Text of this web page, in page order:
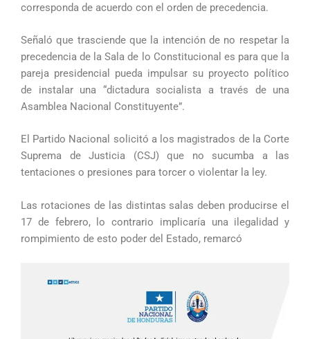
corresponda de acuerdo con el orden de precedencia.
Señaló que trasciende que la intención de no respetar la
precedencia de la Sala de lo Constitucional es para que la
pareja presidencial pueda impulsar su proyecto político
de instalar una “dictadura socialista a través de una
Asamblea Nacional Constituyente”.
El Partido Nacional solicitó a los magistrados de la Corte
Suprema de Justicia (CSJ) que no sucumba a las
tentaciones o presiones para torcer o violentar la ley.
Las rotaciones de las distintas salas deben producirse el
17 de febrero, lo contrario implicaría una ilegalidad y
rompimiento de esto poder del Estado, remarcó